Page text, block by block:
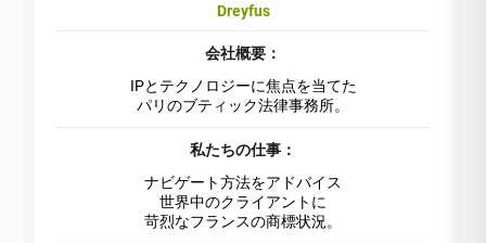
Dreyfus
会社概要：
IPとテクノロジーに焦点を当てた
パリのブティック法律事務所。
私たちの仕事：
ナビゲート方法をアドバイス
世界中のクライアントに
苛烈なフランスの商標状況。